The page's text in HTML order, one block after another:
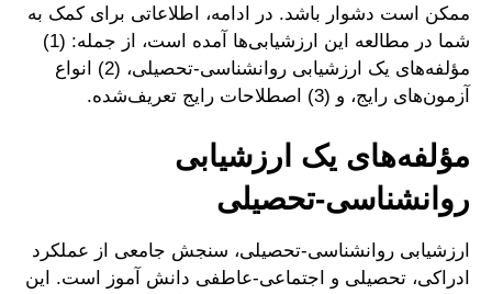
ممکن است دشوار باشد. در ادامه، اطلاعاتی برای کمک به
شما در مطالعه این ارزشیابی‌ها آمده است، از جمله: (1)
مؤلفه‌های یک ارزشیابی روانشناسی-تحصیلی، (2) انواع
آزمون‌های رایج، و (3) اصطلاحات رایج تعریف‌شده.
مؤلفه‌های یک ارزشیابی
روانشناسی-تحصیلی
ارزشیابی روانشناسی-تحصیلی، سنجش جامعی از عملکرد
ادراکی، تحصیلی و اجتماعی-عاطفی دانش آموز است. این